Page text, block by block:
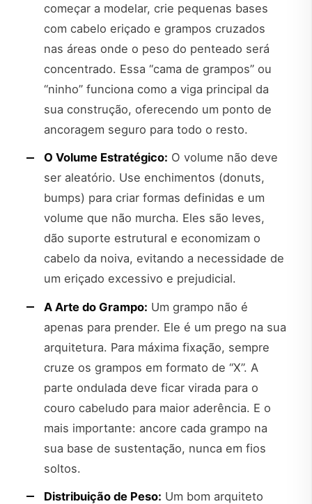
começar a modelar, crie pequenas bases
com cabelo eriçado e grampos cruzados
nas áreas onde o peso do penteado será
concentrado. Essa “cama de grampos” ou
“ninho” funciona como a viga principal da
sua construção, oferecendo um ponto de
ancoragem seguro para todo o resto.
O Volume Estratégico: O volume não deve
ser aleatório. Use enchimentos (donuts,
bumps) para criar formas definidas e um
volume que não murcha. Eles são leves,
dão suporte estrutural e economizam o
cabelo da noiva, evitando a necessidade de
um eriçado excessivo e prejudicial.
A Arte do Grampo: Um grampo não é
apenas para prender. Ele é um prego na sua
arquitetura. Para máxima fixação, sempre
cruze os grampos em formato de “X”. A
parte ondulada deve ficar virada para o
couro cabeludo para maior aderência. E o
mais importante: ancore cada grampo na
sua base de sustentação, nunca em fios
soltos.
Distribuição de Peso: Um bom arquiteto